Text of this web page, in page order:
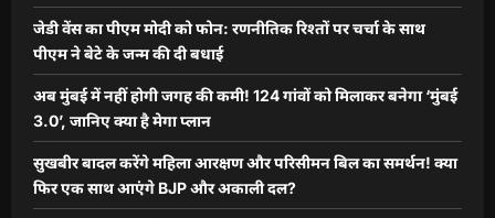
जेडी वेंस का पीएम मोदी को फोन: रणनीतिक रिश्तों पर चर्चा के साथ
पीएम ने बेटे के जन्म की दी बधाई
अब मुंबई में नहीं होगी जगह की कमी! 124 गांवों को मिलाकर बनेगा ‘मुंबई
3.0’, जानिए क्या है मेगा प्लान
सुखबीर बादल करेंगे महिला आरक्षण और परिसीमन बिल का समर्थन! क्या
फिर एक साथ आएंगे BJP और अकाली दल?